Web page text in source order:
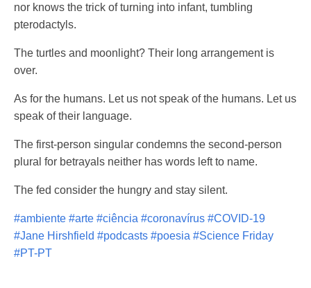
nor knows the trick of turning into infant, tumbling
pterodactyls.
The turtles and moonlight? Their long arrangement is
over.
As for the humans. Let us not speak of the humans. Let us
speak of their language.
The first-person singular condemns the second-person
plural for betrayals neither has words left to name.
The fed consider the hungry and stay silent.
#ambiente #arte #ciência #coronavírus #COVID-19
#Jane Hirshfield #podcasts #poesia #Science Friday
#PT-PT